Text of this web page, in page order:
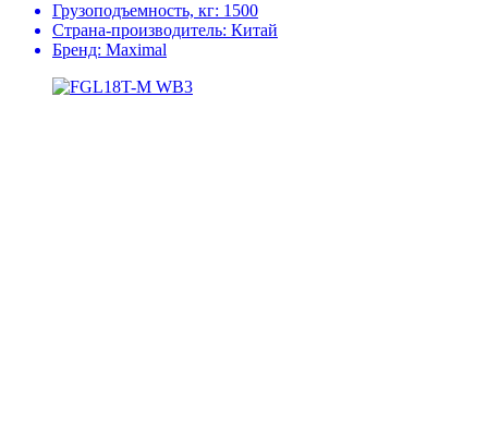
Грузоподъемность, кг: 1500
Страна-производитель: Китай
Бренд: Maximal